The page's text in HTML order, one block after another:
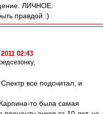
ЛИЧНОЕ.
правдой :)
02:43
все подсчитал, и
то была самая